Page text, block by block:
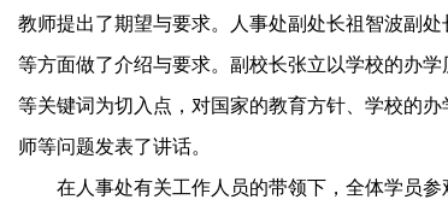
教师提出了期望与要求。人事处副处长祖智波副
等方面做了介绍与要求。副校长张立以学校的办
等关键词为切入点，对国家的教育方针、学校的
师等问题发表了讲话。
在人事处有关工作人员的带领下，全体学员参